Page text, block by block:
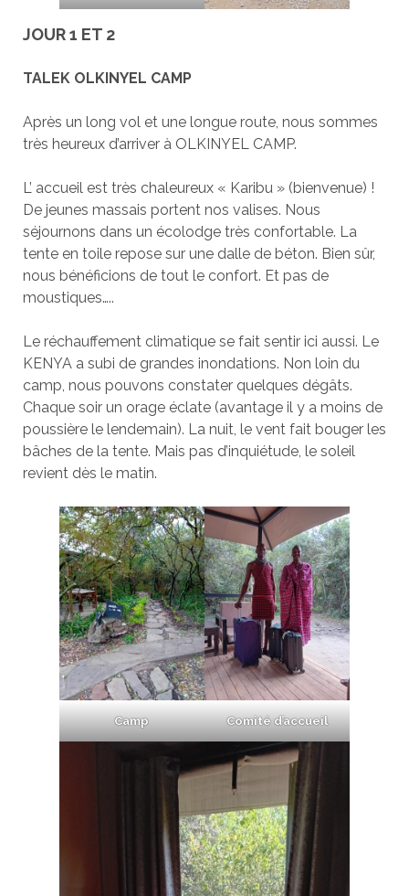
JOUR 1 ET 2
TALEK OLKINYEL CAMP
Après un long vol et une longue route, nous sommes
très heureux d’arriver à OLKINYEL CAMP.
L’ accueil est très chaleureux « Karibu » (bienvenue) !
De jeunes massais portent nos valises. Nous
séjournons dans un écolodge très confortable. La
tente en toile repose sur une dalle de béton. Bien sûr,
nous bénéficions de tout le confort. Et pas de
moustiques…..
Le réchauffement climatique se fait sentir ici aussi. Le
KENYA a subi de grandes inondations. Non loin du
camp, nous pouvons constater quelques dégâts.
Chaque soir un orage éclate (avantage il y a moins de
poussière le lendemain). La nuit, le vent fait bouger les
bâches de la tente. Mais pas d’inquiétude, le soleil
revient dès le matin.
Camp Comité d’accueil